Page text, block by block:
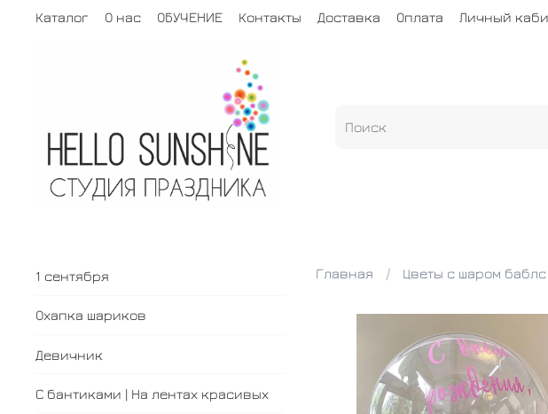
Каталог О нас ОБУЧЕНИЕ Контакты Доставка Оплата Личный
Главная Цветы с шаром баблс
1 сентября
Охапка шариков
Девичник
С бантиками | На лентах красивых